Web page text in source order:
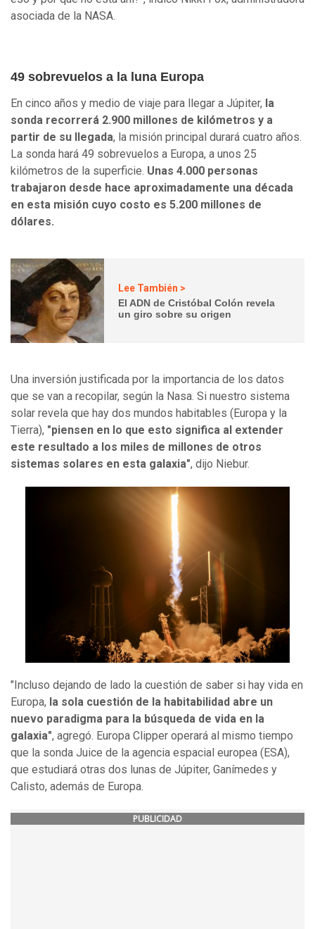
asociada de la NASA.
49 sobrevuelos a la luna Europa
En cinco años y medio de viaje para llegar a Júpiter, la
sonda recorrerá 2.900 millones de kilómetros y a
partir de su llegada, la misión principal durará cuatro años.
La sonda hará 49 sobrevuelos a Europa, a unos 25
kilómetros de la superficie. Unas 4.000 personas
trabajaron desde hace aproximadamente una década
en esta misión cuyo costo es 5.200 millones de
dólares.
Lee También >
El ADN de Cristóbal Colón revela
un giro sobre su origen
Una inversión justificada por la importancia de los datos
que se van a recopilar, según la Nasa. Si nuestro sistema
solar revela que hay dos mundos habitables (Europa y la
Tierra), "piensen en lo que esto significa al extender
este resultado a los miles de millones de otros
sistemas solares en esta galaxia", dijo Niebur.
"Incluso dejando de lado la cuestión de saber si hay vida en
Europa, la sola cuestión de la habitabilidad abre un
nuevo paradigma para la búsqueda de vida en la
galaxia", agregó. Europa Clipper operará al mismo tiempo
que la sonda Juice de la agencia espacial europea (ESA),
que estudiará otras dos lunas de Júpiter, Ganímedes y
Calisto, además de Europa.
PUBLICIDAD